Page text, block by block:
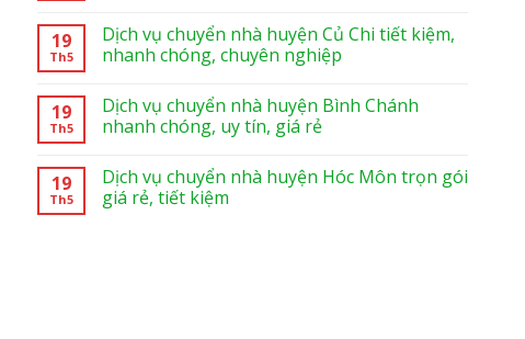
19
Th5
Dịch vụ chuyển nhà huyện Củ Chi tiết kiệm,
nhanh chóng, chuyên nghiệp
19
Th5
Dịch vụ chuyển nhà huyện Bình Chánh
nhanh chóng, uy tín, giá rẻ
19
Th5
Dịch vụ chuyển nhà huyện Hóc Môn trọn gói
giá rẻ, tiết kiệm